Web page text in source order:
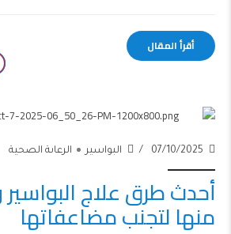
أقرأ المقال
07/10/2025 البواسير الرعاىة الصحية
أحدث طرق علاج البواسير
منها لتجنب مضاعفاتها